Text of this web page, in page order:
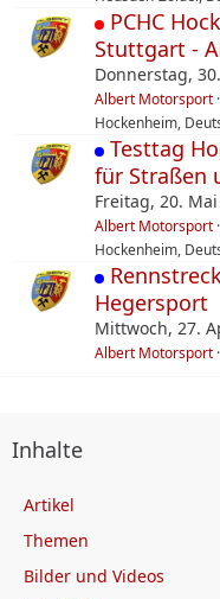
PCHC
Stuttgart -
Donnerstag,
Albert Motorsport
Hockenheim,
Testtag
für Straßen
Freitag, 20.
Albert Motorsport
Hockenheim,
Hegersport
Mittwoch, 27.
Albert Motorsport
Inhalte
Artikel
Themen
Bilder und Videos